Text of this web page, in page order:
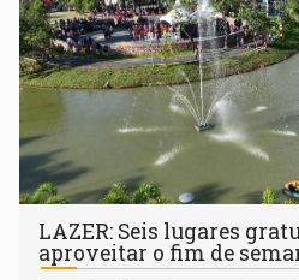
LAZER: Seis lugares
aproveitar o fim de